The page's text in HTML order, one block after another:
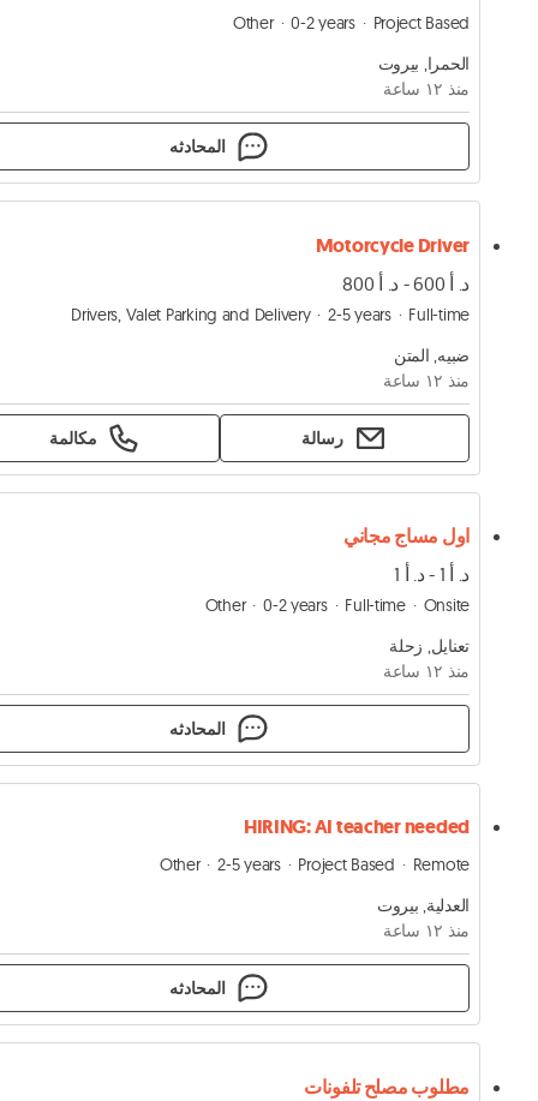
Other 0-2 years
Project Based
الحمرا, بيروت
منذ ١٢ ساعة
المحادثه
Motorcycle Driver
د. أ 600 - د. أ 800
Drivers, Valet Parking and Delivery 2-5 years
Full-time
ضبيه, المتن
منذ ١٢ ساعة
رسالة مكالمة
اول مساج مجاني
د. أ 1 - د. أ 1
Other 0-2 years Full-time
Onsite
تعنايل, زحلة
منذ ١٢ ساعة
المحادثه
HIRING: AI teacher needed
Other 2-5 years Project Based
Remote
العدلية, بيروت
منذ ١٢ ساعة
المحادثه
مطلوب مصلح تلفونات